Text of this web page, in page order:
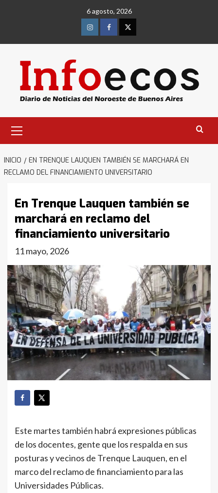
6 agosto, 2026
InstagramFacebookTwitter
primario
INICIO
EN TRENQUE LAUQUEN TAMBIÉN SE MARCHARÁ EN
RECLAMO DEL FINANCIAMIENTO UNIVERSITARIO
En Trenque Lauquen también se
marchará en reclamo del
financiamiento universitario
11 mayo, 2026
Este martes también habrá expresiones públicas
de los docentes, gente que los respalda en sus
posturas y vecinos de Trenque Lauquen, en el
marco del reclamo de financiamiento para las
Universidades Públicas.